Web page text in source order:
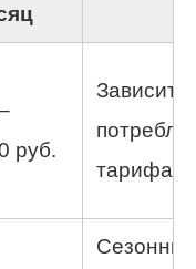
руб.
Зависит
тарифа